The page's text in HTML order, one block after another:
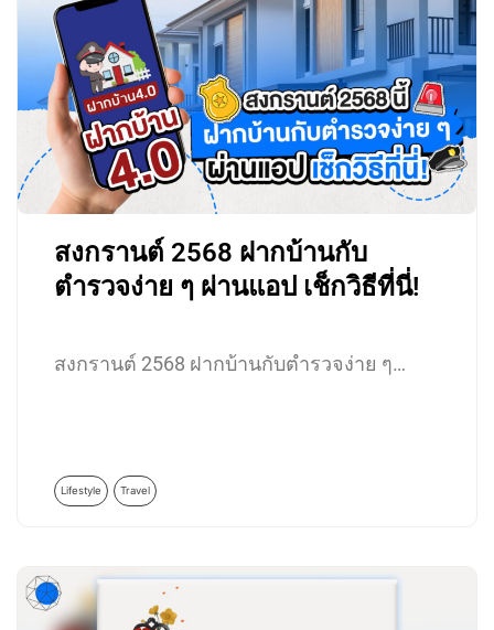
สงกรานต์ 2568 ฝากบ้านกับ
ตำรวจง่าย ๆ ผ่านแอป เช็กวิธีที่นี่!
สงกรานต์ 2568 ฝากบ้านกับตำรวจง่าย ๆ…
Lifestyle Travel